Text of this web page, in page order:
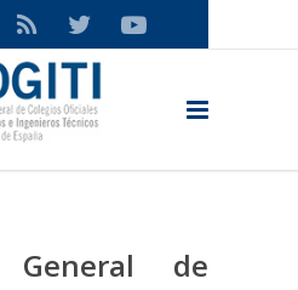
General de